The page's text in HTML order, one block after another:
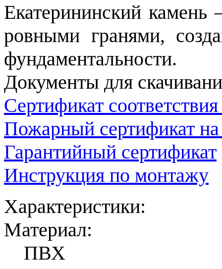
Екатерининский камень
ровными гранями,
фундаментальности.
Документы для
Сертификат
Пожарный сертификат
Гарантийный сертификат
Инструкция по монтажу
Характеристики:
Материал:
ПВХ